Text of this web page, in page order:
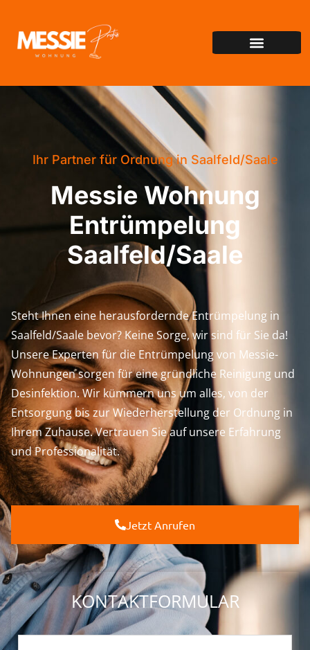
Ihr Partner für Ordnung in Saalfeld/Saale
Messie Wohnung
Entrümpelung
Saalfeld/Saale
Steht Ihnen eine herausfordernde Entrümpelung in
Saalfeld/Saale bevor? Keine Sorge, wir sind für Sie da!
Unsere Experten für die Entrümpelung von Messie-
Wohnungen sorgen für eine gründliche Reinigung und
Desinfektion. Wir kümmern uns um alles, von der
Entsorgung bis zur Wiederherstellung der Ordnung in
Ihrem Zuhause. Vertrauen Sie auf unsere Erfahrung
und Professionalität.
Jetzt Anrufen
KONTAKTFORMULAR